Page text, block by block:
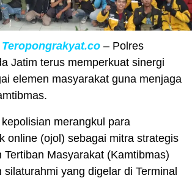
Teropongrakyat.co – Polres
Jatim terus memperkuat sinergi
elemen masyarakat guna menjaga
merangkul para
online (ojol) sebagai mitra strategis
Tertiban Masyarakat (Kamtibmas)
silaturahmi yang digelar di Terminal